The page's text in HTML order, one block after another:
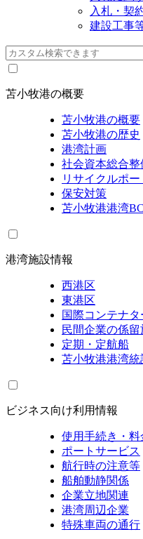
入札・契
建設工事
苫小牧港の概要
苫小牧港の概要
苫小牧港の歴史
港湾計画
社会資本総合整
リサイクルポー
保安対策
苫小牧港港湾
港湾施設情報
西港区
東港区
国際コンテナ
民間企業の係留
定期・定航船
苫小牧港港湾統
ビジネス向け利用情報
使用手続き・料
ポートサービス
航行時の注意等
船舶動静関係
企業立地関連
港湾周辺企業
特殊車両の通行